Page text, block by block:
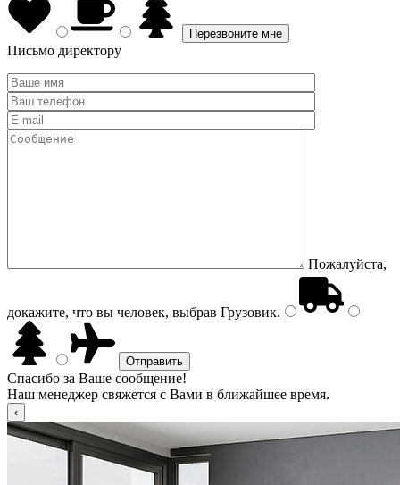
Письмо директору
Пожалуйста,
докажите, что вы человек, выбрав Грузовик.
Спасибо за Ваше сообщение!
Наш менеджер свяжется с Вами в ближайшее время.